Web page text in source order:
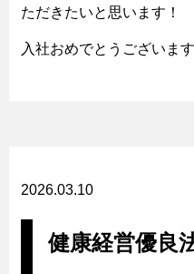
ただきたいと思います！
入社おめでとうございま
2026.03.10
健康経営優良